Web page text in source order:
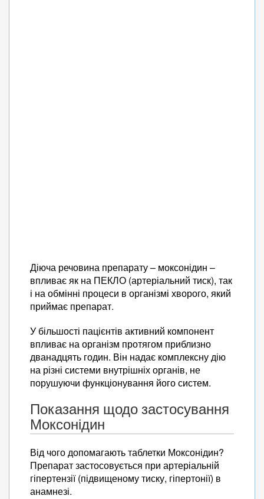
Діюча речовина препарату – моксонідин –
впливає як на ПЕКЛО (артеріальний тиск), так
і на обмінні процеси в організмі хворого, який
приймає препарат.
У більшості пацієнтів активний компонент
впливає на організм протягом приблизно
дванадцять годин. Він надає комплексну дію
на різні системи внутрішніх органів, не
порушуючи функціонування його систем.
Показання щодо застосування
Моксонідин
Від чого допомагають таблетки Моксонідин?
Препарат застосовується при артеріальній
гіпертензії (підвищеному тиску, гіпертонії) в
анамнезі.